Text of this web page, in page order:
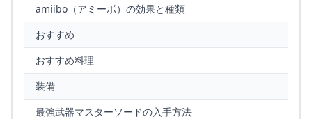
amiibo（アミーボ）の効果と種類
おすすめ
おすすめ料理
装備
最強武器マスターソードの入手方法